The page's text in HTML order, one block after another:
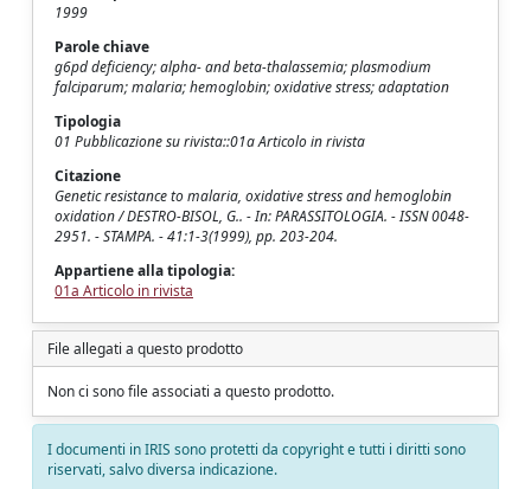
1999
Parole chiave
g6pd deficiency; alpha- and beta-thalassemia; plasmodium
falciparum; malaria; hemoglobin; oxidative stress; adaptation
Tipologia
01 Pubblicazione su rivista::01a Articolo in rivista
Citazione
Genetic resistance to malaria, oxidative stress and hemoglobin
oxidation / DESTRO-BISOL, G.. - In: PARASSITOLOGIA. - ISSN 0048-
2951. - STAMPA. - 41:1-3(1999), pp. 203-204.
Appartiene alla tipologia:
01a Articolo in rivista
File allegati a questo prodotto
Non ci sono file associati a questo prodotto.
I documenti in IRIS sono protetti da copyright e tutti i diritti sono
riservati, salvo diversa indicazione.